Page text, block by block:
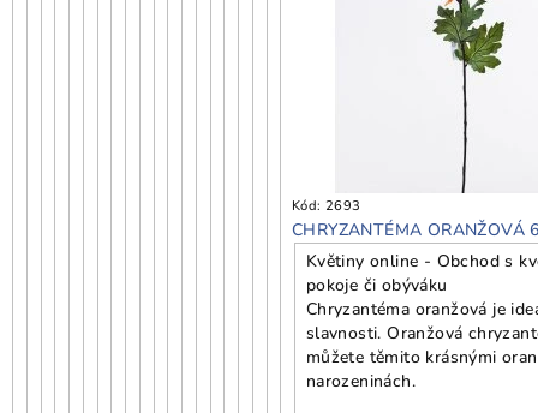
Kód: 2693
CHRYZANTÉMA ORANŽOVÁ
Květiny online - Obchod s
pokoje či obýváku
Chryzantéma oranžová je
slavnosti. Oranžová
můžete těmito krásnými
narozeninách.